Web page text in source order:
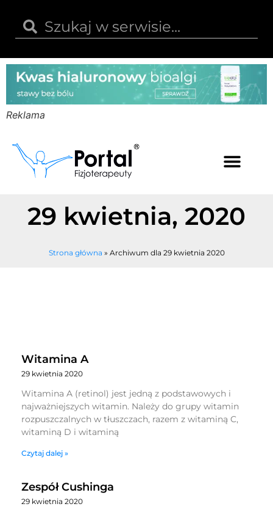
Reklama
29 kwietnia, 2020
Strona główna » Archiwum dla 29 kwietnia 2020
Witamina A
29 kwietnia 2020
Witamina A (retinol) jest jedną z podstawowych i
najważniejszych witamin. Należy do grupy witamin
rozpuszczalnych w tłuszczach, razem z witaminą C,
witaminą D i witaminą
Czytaj dalej »
Zespół Cushinga
29 kwietnia 2020